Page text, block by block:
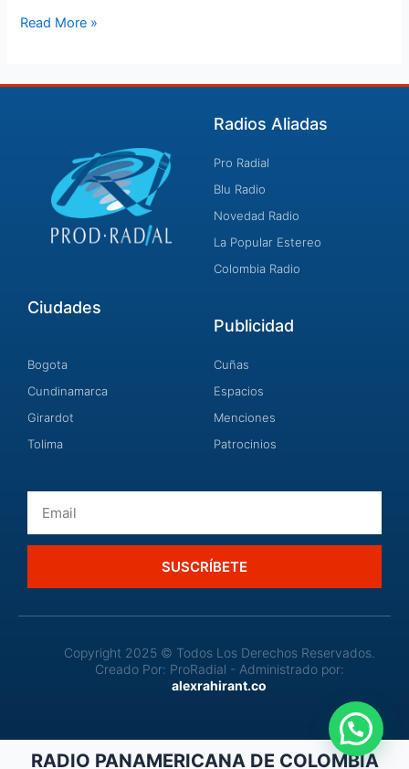
Read More »
Radios Aliadas
Pro Radial
Blu Radio
Novedad Radio
La Popular Estereo
Colombia Radio
Ciudades
Bogota
Cundinamarca
Girardot
Tolima
Publicidad
Cuñas
Espacios
Menciones
Patrocinios
SUSCRÍBETE
Copyright 2025 © Todos Los Derechos Reservados.
Creado Por: ProRadial - Administrado por:
alexrahirant.co
RADIO PANAMERICANA DE COLOMBIA